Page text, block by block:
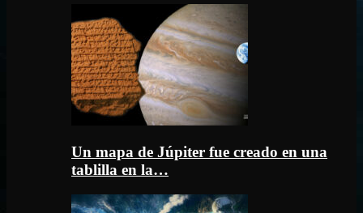
Un mapa de Júpiter fue creado en una
tablilla en la…